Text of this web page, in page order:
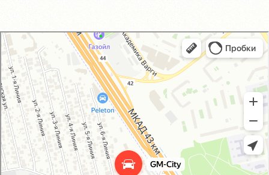
GM-City&VAG-Repair
Автосервис, автотехцентр в Москве
Магазин автозапчастей и автотоваров в Москве